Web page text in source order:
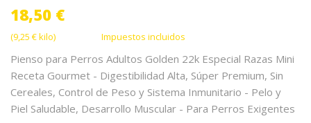
18,50 €
(9,25 € kilo) Impuestos incluidos
Pienso para Perros Adultos Golden 22k Especial Razas Mini
Receta Gourmet - Digestibilidad Alta, Súper Premium, Sin
Cereales, Control de Peso y Sistema Inmunitario - Pelo y
Piel Saludable, Desarrollo Muscular - Para Perros Exigentes